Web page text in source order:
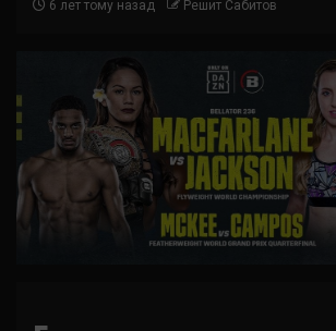
6 лет тому назад Решит Сабитов